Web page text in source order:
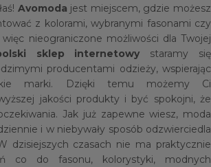
Avomoda jest miejscem, gdzie możesz
z kolorami, wybranymi fasonami czy
nieograniczone możliwości dla Twojej
sklep internetowy staramy się
producentami odzieży, wspierając
marki. Dzięki temu możemy Ci
jakości produkty i być spokojni, że
Jak już zapewne wiesz, moda
i w niebywały sposób odzwierciedla
dzisiejszych czasach nie ma praktycznie
co do fasonu, kolorystyki, modnych